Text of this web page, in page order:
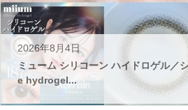
2026年8月4日
ミューム シリコーン ハイドロゲル
e hydrogel...